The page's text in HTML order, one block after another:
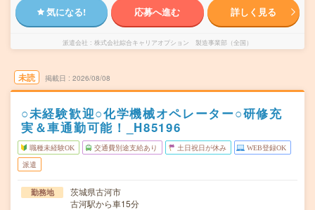
気になる! 応募へ進む 詳しく見る
派遣会社 株式会社綜合キャリアオプション 製造事業部（全国）
未読 掲載日 2026/08/08
○未経験歓迎○化学機械オペレーター○研修充
実＆車通勤可能！_H85196
職種未経験OK 交通費別途支給あり 土日祝日が休み WEB登録OK
派遣
勤務地
茨城県古河市
古河駅から車15分